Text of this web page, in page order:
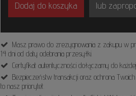
Dodaj do koszyka lub
Masz prawo do zrezygnowania z zakupu w
14 dni od daty odebrania przesyłki.
Certyfikat autentyczności dołączamy do
Bezpieczeństw transakcji oraz ochrona
to nasz priorytet.